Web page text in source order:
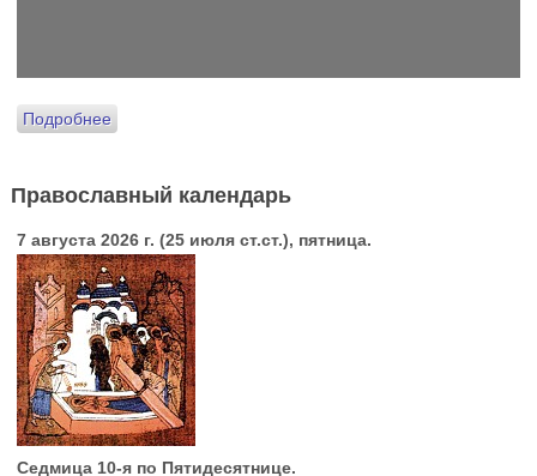
Подробнее
Православный календарь
7 августа 2026 г. (25 июля ст.ст.), пятница.
Седмица 10-я по Пятидесятнице.